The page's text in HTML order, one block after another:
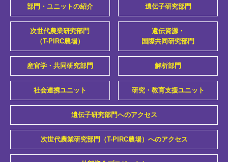
部門・ユニットの紹介 遺伝子研究部門
次世代農業研究部門
（T-PIRC農場）
遺伝資源・
国際共同研究部門
産官学・共同研究部門 解析部門
社会連携ユニット 研究・教育支援ユニット
遺伝子研究部門へのアクセス
次世代農業研究部門（T-PIRC農場）へのアクセス